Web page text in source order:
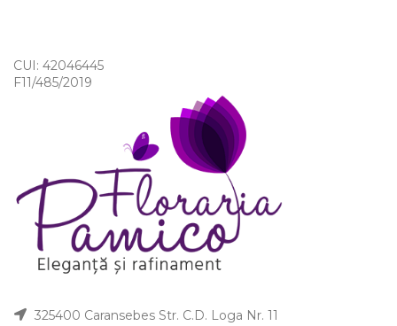
CUI: 42046445
F11/485/2019
325400 Caransebes Str. C.D. Loga Nr. 11